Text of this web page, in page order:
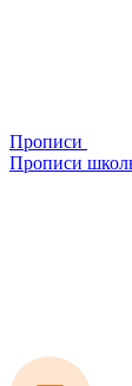
Прописи
Прописи